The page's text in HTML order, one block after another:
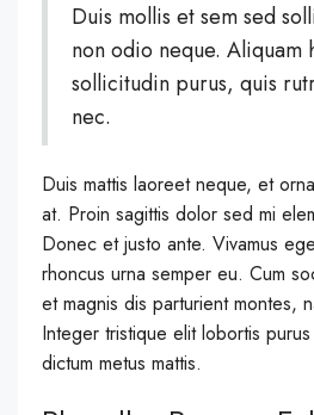
Duis mollis et sem sed
non odio neque. Aliquam
sollicitudin purus, quis
nec.
Duis mattis laoreet neque, et
at. Proin sagittis dolor sed mi
Donec et justo ante. Vivamus
rhoncus urna semper eu. Cum
et magnis dis parturient montes,
Integer tristique elit lobortis
dictum metus mattis.